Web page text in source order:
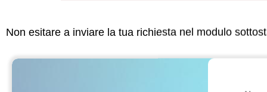
Non esitare a inviare la tua richiesta nel modulo